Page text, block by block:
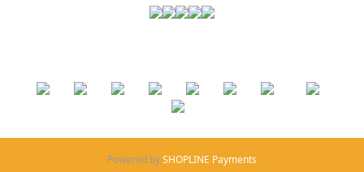
Powered bySHOPLINE Payments